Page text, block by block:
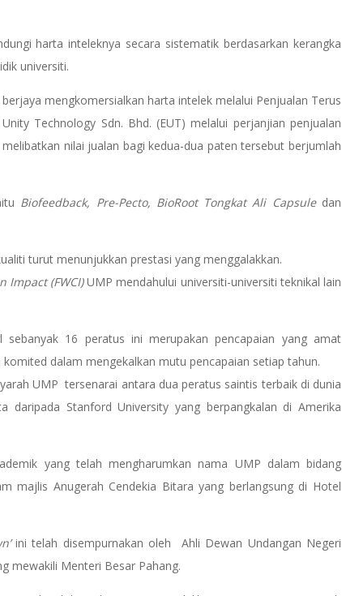
harta inteleknya secara sistematik berdasarkan kerangka
universiti.
mengkomersialkan harta intelek melalui Penjualan Terus
Technology Sdn. Bhd. (EUT) melalui perjanjian penjualan
nilai jualan bagi kedua-dua paten tersebut berjumlah
Biofeedback, Pre-Pecto, BioRoot Tongkat Ali Capsuledan
turut menunjukkan prestasi yang menggalakkan.
Impact (FWCI)UMP mendahului universiti-universiti teknikal lain
16 peratus ini merupakan pencapaian yang amat
dalam mengekalkan mutu pencapaian setiap tahun.
UMP tersenarai antara dua peratus saintis terbaik di dunia
daripada Stanford University yang berpangkalan di Amerika
yang telah mengharumkan nama UMP dalam bidang
majlis Anugerah Cendekia Bitara yang berlangsung di Hotel
ini telah disempurnakan oleh Ahli Dewan Undangan Negeri
mewakili Menteri Besar Pahang.